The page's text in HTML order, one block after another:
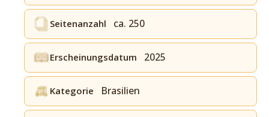
Seitenanzahl ca. 250
Erscheinungsdatum 2025
Kategorie Brasilien